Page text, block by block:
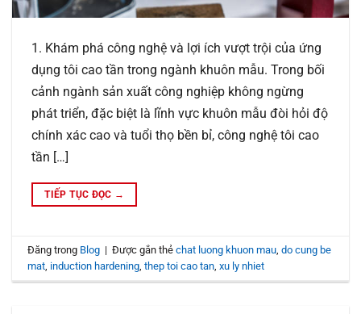
1. Khám phá công nghệ và lợi ích vượt trội của ứng
dụng tôi cao tần trong ngành khuôn mẫu. Trong bối
cảnh ngành sản xuất công nghiệp không ngừng
phát triển, đặc biệt là lĩnh vực khuôn mẫu đòi hỏi độ
chính xác cao và tuổi thọ bền bỉ, công nghệ tôi cao
tần […]
TIẾP TỤC ĐỌC →
Đăng trong Blog | Được gắn thẻchat luong khuon mau ,do cung be
mat induction hardening ,thep toi cao tan ,xu ly nhiet